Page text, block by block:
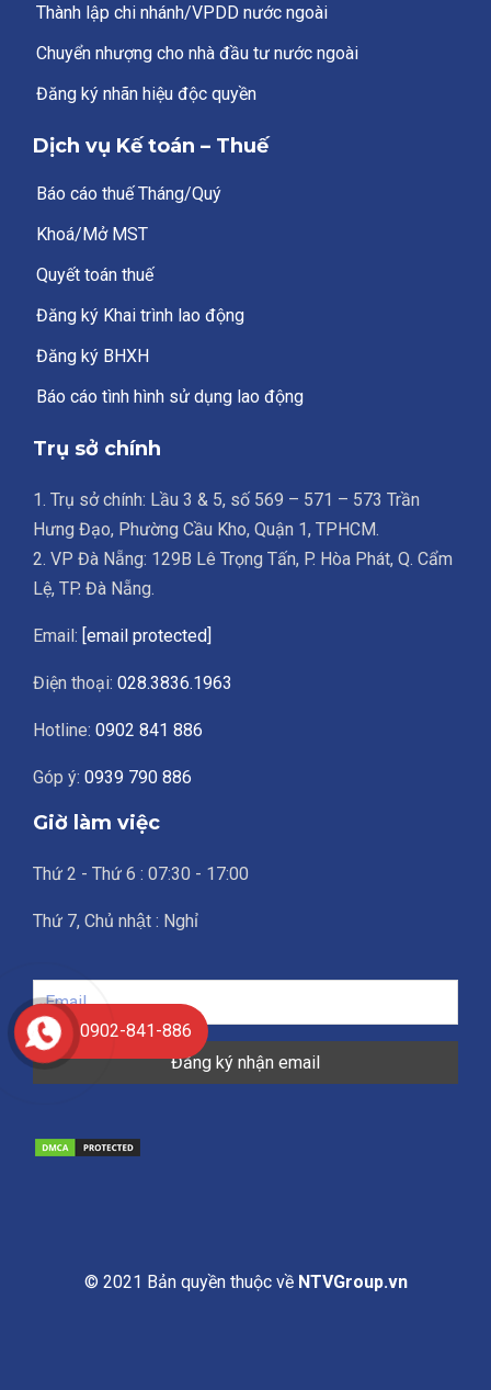
Thành lập chi nhánh/VPDD nước ngoài
Chuyển nhượng cho nhà đầu tư nước ngoài
Đăng ký nhãn hiệu độc quyền
Dịch vụ Kế toán – Thuế
Báo cáo thuế Tháng/Quý
Khoá/Mở MST
Quyết toán thuế
Đăng ký Khai trình lao động
Đăng ký BHXH
Báo cáo tình hình sử dụng lao động
Trụ sở chính
1. Trụ sở chính: Lầu 3 & 5, số 569 – 571 – 573 Trần
Hưng Đạo, Phường Cầu Kho, Quận 1, TPHCM.
2. VP Đà Nẵng: 129B Lê Trọng Tấn, P. Hòa Phát, Q. Cẩm
Lệ, TP. Đà Nẵng.
Email: [email protected]
Điện thoại: 028.3836.1963
Hotline: 0902 841 886
Góp ý: 0939 790 886
Giờ làm việc
Thứ 2 - Thứ 6 : 07:30 - 17:00
Thứ 7, Chủ nhật : Nghỉ
© 2021 Bản quyền thuộc về NTVGroup.vn
0902-841-886